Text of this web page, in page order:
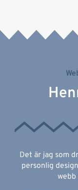
Det är jag som
personlig